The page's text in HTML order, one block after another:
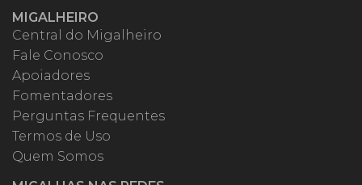
MIGALHEIRO
Central do Migalheiro
Fale Conosco
Apoiadores
Fomentadores
Perguntas Frequentes
Termos de Uso
Quem Somos